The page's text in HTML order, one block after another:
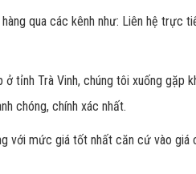
qua các kênh như: Liên hệ trực
tỉnh Trà Vinh, chúng tôi xuống gặp
chóng, chính xác nhất.
với mức giá tốt nhất căn cứ vào